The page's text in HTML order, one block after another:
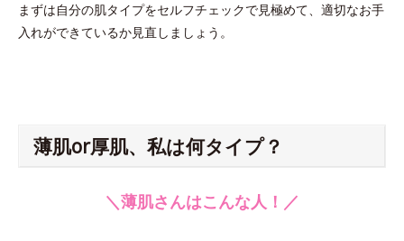
まずは自分の肌タイプをセルフチェックで見極めて、適切なお手
入れができているか見直しましょう。
薄肌or厚肌、私は何タイプ？
＼薄肌さんはこんな人！／